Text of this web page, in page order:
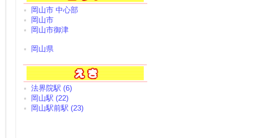
岡山市 中心部
岡山市
岡山市御津
岡山県
法界院駅 (6)
岡山駅 (22)
岡山駅前駅 (23)